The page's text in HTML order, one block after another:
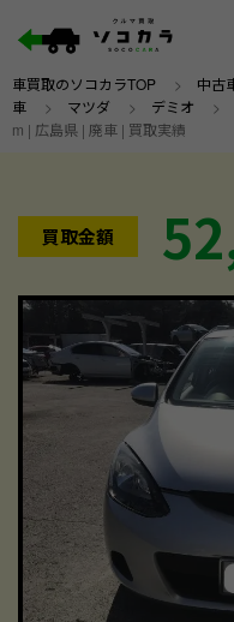
車買取のソコカラTOP > 中古
車 > マツダ > デミオ >
m | 広島県 | 廃車 | 買取実績
買取金額